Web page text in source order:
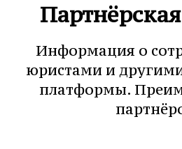
Информация о
юристами и
платформы.